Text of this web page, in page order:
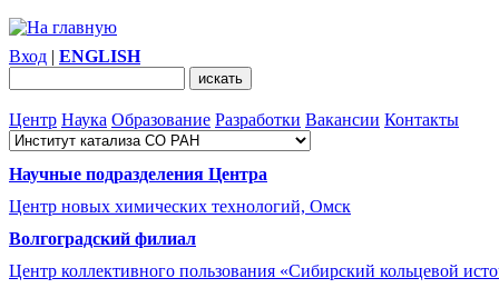
Вход | ENGLISH
Центр Наука Образование Разработки Вакансии Контакты
Научные подразделения Центра
Центр новых химических технологий, Омск
Волгоградский филиал
Центр коллективного пользования «Сибирский кольцевой